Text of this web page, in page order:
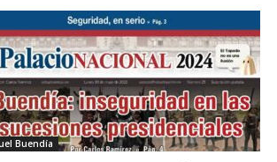
Buendía